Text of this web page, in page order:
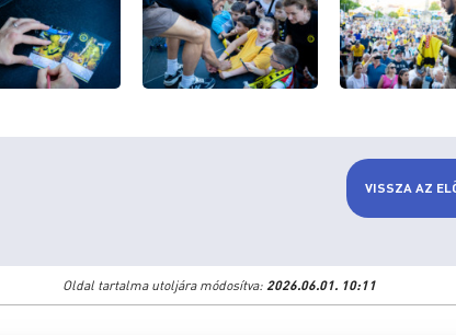
VISSZA AZ
Oldal tartalma utoljára módosítva: 2026.06.01. 10:11